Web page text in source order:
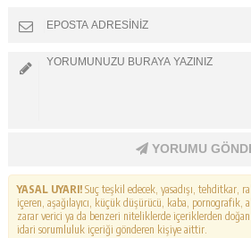
YORUMU
YASAL UYARI!Suç teşkil edecek, yasadışı, tehditkar,
içeren, aşağılayıcı, küçük düşürücü, kaba, pornografik,
zarar verici ya da benzeri niteliklerde içeriklerden
idari sorumluluk içeriği gönderen kişiye aittir.